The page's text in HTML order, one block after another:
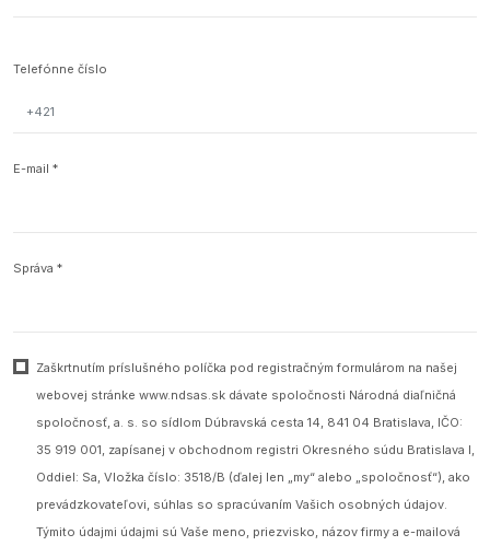
Telefónne číslo
E-mail *
Správa *
Zaškrtnutím príslušného políčka pod registračným formulárom na našej
webovej stránke www.ndsas.sk dávate spoločnosti Národná diaľničná
spoločnosť, a. s. so sídlom Dúbravská cesta 14, 841 04 Bratislava, IČO:
35 919 001, zapísanej v obchodnom registri Okresného súdu Bratislava I,
Oddiel: Sa, Vložka číslo: 3518/B (ďalej len „my“ alebo „spoločnosť“), ako
prevádzkovateľovi, súhlas so spracúvaním Vašich osobných údajov.
Týmito údajmi údajmi sú Vaše meno, priezvisko, názov firmy a e-mailová